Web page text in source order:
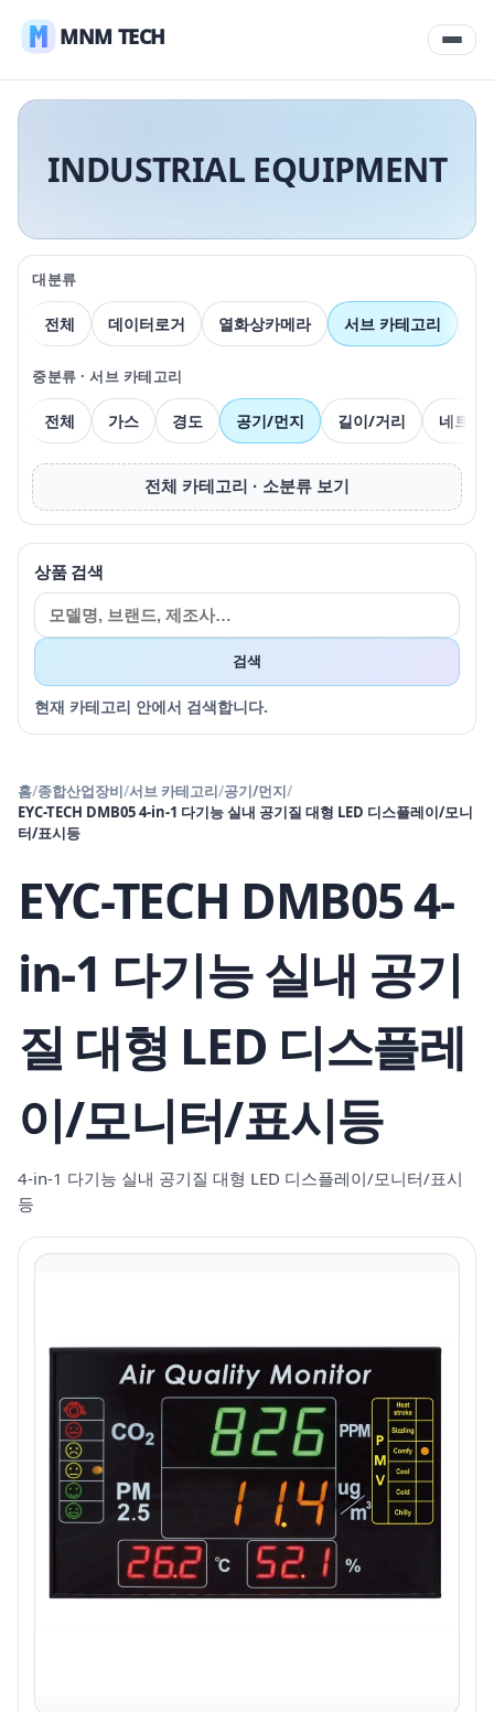
MNM TECH
INDUSTRIAL EQUIPMENT
대분류
전체 데이터로거 열화상카메라 서브 카테고리
중분류 · 서브 카테고리
전체 가스 경도 공기/먼지 길이/거리 네트워
전체 카테고리 · 소분류 보기
상품 검색
검색
현재 카테고리 안에서 검색합니다.
홈/종합산업장비/서브 카테고리/공기/먼지/
EYC-TECH DMB05 4-in-1 다기능 실내 공기질 대형 LED 디스플레이/모니
터/표시등
EYC-TECH DMB05 4-
in-1 다기능 실내 공기
질 대형 LED 디스플레
이/모니터/표시등
4-in-1 다기능 실내 공기질 대형 LED 디스플레이/모니터/표시
등